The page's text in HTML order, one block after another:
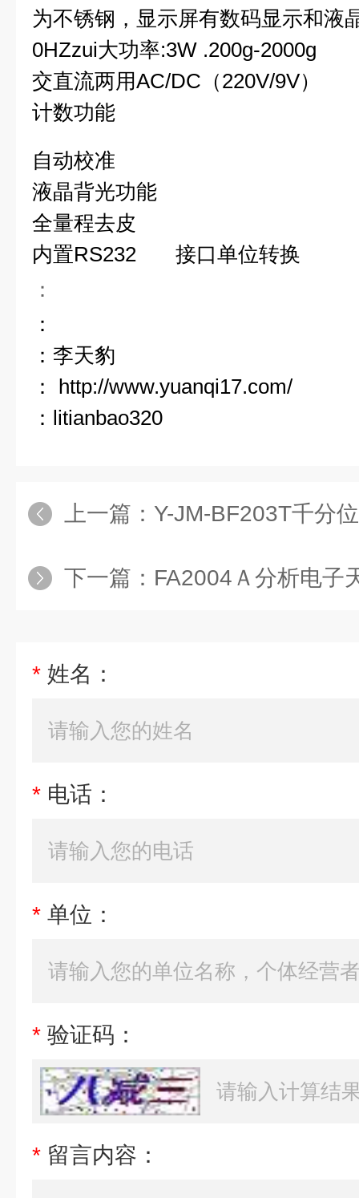
为不锈钢，显示屏有数码显示和液
0HZzui大功率:3W .200g-2000g
交直流两用AC/DC（220V/9V）
计数功能
自动校准
液晶背光功能
全量程去皮
内置RS232 接口单位转换
：
：
：李天豹
：
http://www.yuanqi17.com/
： litianbao320
上一篇： Y-JM-BF203T千分
下一篇： FA2004Ａ分析电子
* 姓名：
* 电话：
* 单位：
* 验证码：
* 留言内容：